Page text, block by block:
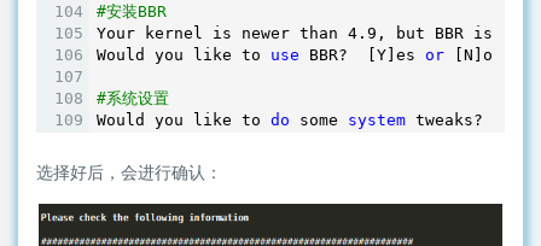
#安装BBR
Your kernel is newer than 4.9 , but BBR is
Would you like to use BBR?  [Y]es or [N]o:
#系统设置
Would you like to do some system tweaks?
选择好后，会进行确认：